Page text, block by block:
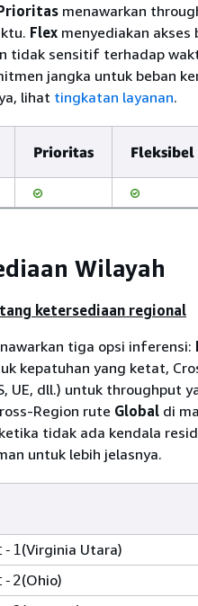
menawarkan
Flex menyediakan akses
tidak sensitif terhadap
jangka untuk beban
lihat tingkatan layanan.
Prioritas Fleksibel
Wilayah
ketersediaan regional
tiga opsi inferensi:
kepatuhan yang ketat,
UE, dll.) untuk throughput
Region rute Global di
tidak ada kendala
untuk lebih jelasnya.
1(Virginia Utara)
2(Ohio)